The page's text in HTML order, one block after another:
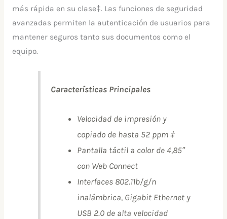
más rápida en su clase‡. Las funciones de seguridad
avanzadas permiten la autenticación de usuarios para
mantener seguros tanto sus documentos como el
equipo.
Características Principales
Velocidad de impresión y
copiado de hasta 52 ppm ‡
Pantalla táctil a color de 4,85″
con Web Connect
Interfaces 802.11b/g/n
inalámbrica, Gigabit Ethernet y
USB 2.0 de alta velocidad